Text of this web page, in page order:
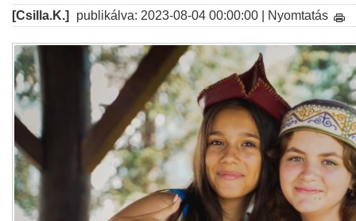
[Csilla.K.] publikálva: 2023-08-04 00:00:00 | Nyomtatás